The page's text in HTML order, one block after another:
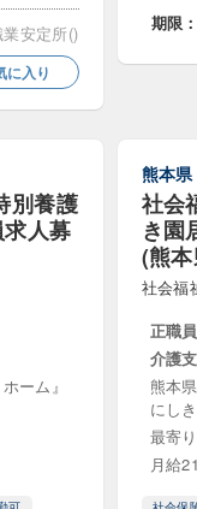
日祝休み 土曜
勤・夜勤あり
週1
休2日制 週休3
50歳
面接 ダブ
就職氷河期世代歓迎
安定所()
に入り
期限
別養護
人募
ーム』
熊本県
社会
き園
(熊
社会福
正職員
介護
熊本
にしき
最寄
月給